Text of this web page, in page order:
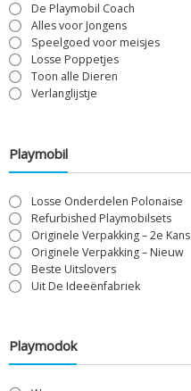
De Playmobil Coach
Alles voor Jongens
Speelgoed voor meisjes
Losse Poppetjes
Toon alle Dieren
Verlanglijstje
Playmobil
Losse Onderdelen Polonaise
Refurbished Playmobilsets
Originele Verpakking – 2e Kans
Originele Verpakking – Nieuw
Beste Uitslovers
Uit De Ideeënfabriek
Playmodok